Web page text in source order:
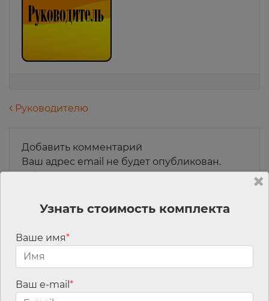
Навигация по записям
Руководителю
Добавить комментарий
Ваш адрес email не будет опубликован.
Обязательные поля помечены*
Имя*
Узнать стоимость комплекта
Ваше имя*
Ваш e-mail *